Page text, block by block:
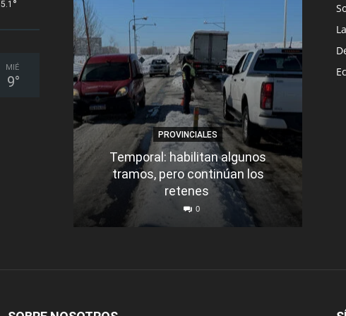
5.1 °
MIÉ
9°
PROVINCIALES
Temporal: habilitan algunos
tramos, pero continúan los
retenes
0